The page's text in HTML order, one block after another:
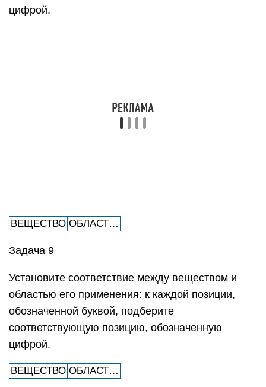
цифрой.
ВЕЩЕСТВО ОБЛАСТ…
Задача 9
Установите соответствие между веществом и
областью его применения: к каждой позиции,
обозначенной буквой, подберите
соответствующую позицию, обозначенную
цифрой.
ВЕЩЕСТВО ОБЛАСТ…